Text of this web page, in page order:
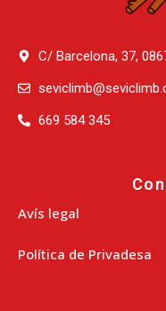
C/ Barcelona, 37,
669 584 345
Avís legal
Política de Privadesa